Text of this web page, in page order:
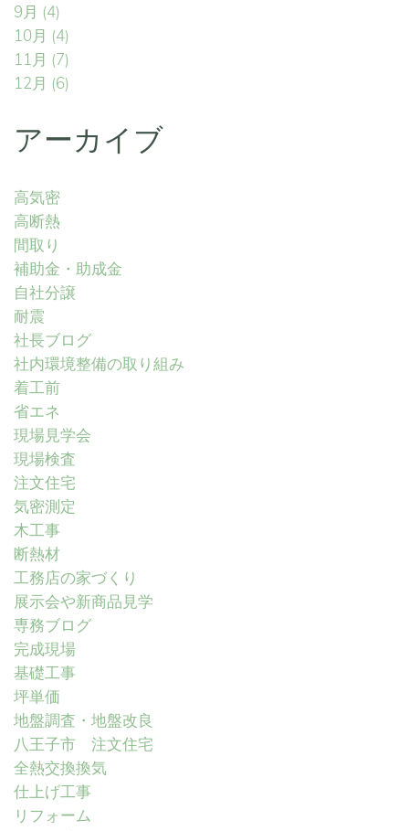
9月 (4)
10月 (4)
11月 (7)
12月 (6)
アーカイブ
高気密
高断熱
間取り
補助金・助成金
自社分譲
耐震
社長ブログ
社内環境整備の取り組み
着工前
省エネ
現場見学会
現場検査
注文住宅
気密測定
木工事
断熱材
工務店の家づくり
展示会や新商品見学
専務ブログ
完成現場
基礎工事
坪単価
地盤調査・地盤改良
八王子市 注文住宅
全熱交換換気
仕上げ工事
リフォーム